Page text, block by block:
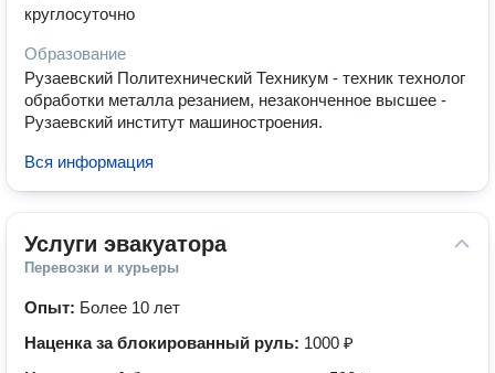
круглосуточно
Образование
Рузаевский Политехнический Техникум - техник технолог
обработки металла резанием, незаконченное высшее -
Рузаевский институт машиностроения.
Вся информация
Услуги эвакуатора
Перевозки и курьеры
Опыт: Более 10 лет
Наценка за блокированный руль: 1000 ₽